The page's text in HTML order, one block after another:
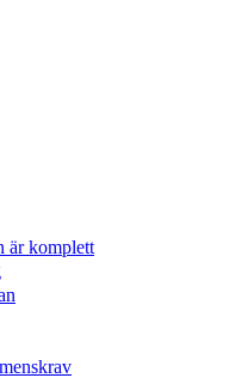
är komplett